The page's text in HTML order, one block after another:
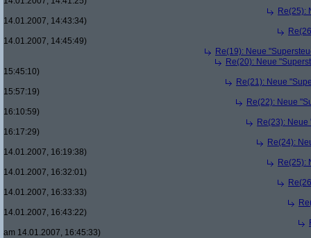
Re(25):
14.01.2007, 14:43:34)
14.01.2007, 14:45:49)
Re(19): Neue
Re(20): Neue
15:45:10)
Re(21): Neue
15:57:19)
Re(22): Neue
16:10:59)
Re(23):
16:17:29)
Re(24):
14.01.2007, 16:19:38)
Re(25):
14.01.2007, 16:32:01)
14.01.2007, 16:33:33)
14.01.2007, 16:43:22)
am 14.01.2007, 16:45:33)